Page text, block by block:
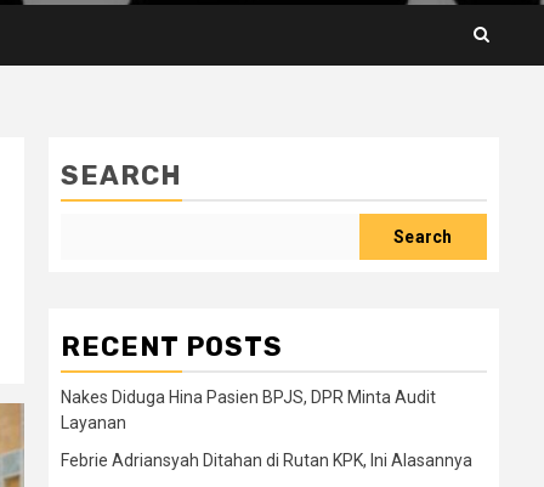
SEARCH
Search
RECENT POSTS
Nakes Diduga Hina Pasien BPJS, DPR Minta Audit
Layanan
Febrie Adriansyah Ditahan di Rutan KPK, Ini Alasannya